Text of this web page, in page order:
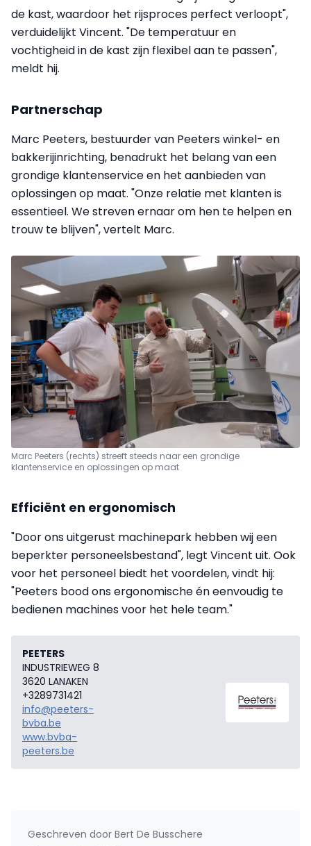
de kast, waardoor het rijsproces perfect verloopt",
verduidelijkt Vincent. "De temperatuur en
vochtigheid in de kast zijn flexibel aan te passen",
meldt hij.
Partnerschap
Marc Peeters, bestuurder van Peeters winkel- en
bakkerijinrichting, benadrukt het belang van een
grondige klantenservice en het aanbieden van
oplossingen op maat. "Onze relatie met klanten is
essentieel. We streven ernaar om hen te helpen en
trouw te blijven", vertelt Marc.
Marc Peeters (rechts) streeft steeds naar een grondige
klantenservice en oplossingen op maat
Efficiënt en ergonomisch
"Door ons uitgerust machinepark hebben wij een
beperkter personeelsbestand", legt Vincent uit. Ook
voor het personeel biedt het voordelen, vindt hij:
"Peeters bood ons ergonomische én eenvoudig te
bedienen machines voor het hele team."
PEETERS
INDUSTRIEWEG 8
3620 LANAKEN
+3289731421
info@peeters-
bvba.be
www.bvba-
peeters.be
Geschreven door Bert De Busschere